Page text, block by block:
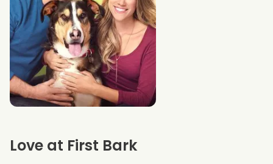
Love at First Bark